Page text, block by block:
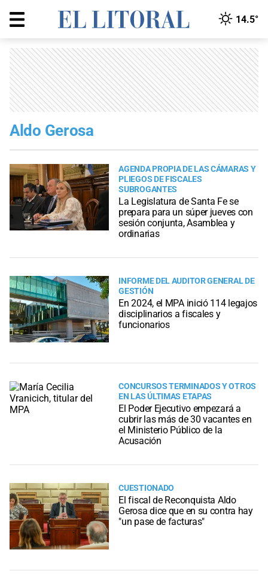
14.5°
Aldo Gerosa
AGENDA PROPIA DE LAS CÁMARAS Y
PLIEGOS DE FISCALES
SUBROGANTES
La Legislatura de Santa Fe se
prepara para un súper jueves con
sesión conjunta, Asamblea y
ordinarias
INFORME DEL AUDITOR GENERAL DE
GESTIÓN
En 2024, el MPA inició 114 legajos
disciplinarios a fiscales y
funcionarios
CONCURSOS TERMINADOS Y OTROS
EN LAS ÚLTIMAS ETAPAS
El Poder Ejecutivo empezará a
cubrir las más de 30 vacantes en
el Ministerio Público de la
Acusación
CUESTIONADO
El fiscal de Reconquista Aldo
Gerosa dice que en su contra hay
"un pase de facturas"